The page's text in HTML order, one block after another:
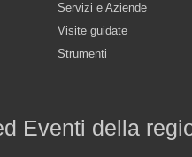
Servizi e Aziende
Visite guidate
Strumenti
Eventi della